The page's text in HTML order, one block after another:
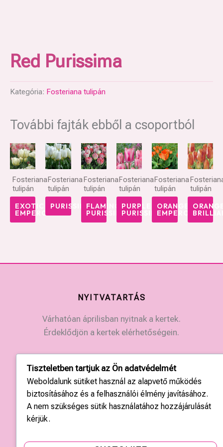
Red Purissima
Kategória: Fosteriana tulipán
További fajták ebből a csoportból
Fosteriana
tulipán
EXOTIC
EMPEROR
Fosteriana
tulipán
PURISSIMA
Fosteriana
tulipán
FLAMING
PURISSIMA
Fosteriana
tulipán
PURPLE
PURISSIMA
Fosteriana
tulipán
ORANGE
EMPEROR
tulipán
NYITVATARTÁS
Várhatóan áprilisban nyitnak a kertek.
Érdeklődjön a kertek elérhetőségein.
KAPCSOLAT
Országos központ: +36 20 428 3010
kapcsolat@tulipgarden.hu
Tiszteletben tartjuk az Ön adatvédelmét
Weboldalunk sütiket használ az alapvető működés
biztosításához és a felhasználói élmény javításához.
A nem szükséges sütik használatához hozzájárulását
kérjük.